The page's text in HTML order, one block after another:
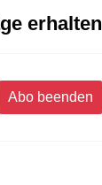
erhalten
Abo beenden